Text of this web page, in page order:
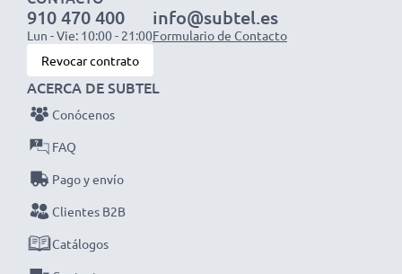
NOTA: Para un rendimiento óptimo, eficiencia y mayor
vida útil, carga completamente tus baterías antes del
primer uso.
Despídete de las molestas pausas para cargar con este
cargador inteligente y compacto con pantalla LCD de
CELLONIC. ¡Haz tu pedido ahora con entrega rápida y
garantía de 3 años!
910 470 400
Lun - Vie: 10:00 - 21:00
info@subtel.es
Formulario de Contacto
Revocar contrato
ACERCA DE SUBTEL
Conócenos
FAQ
Pago y envío
Clientes B2B
Catálogos